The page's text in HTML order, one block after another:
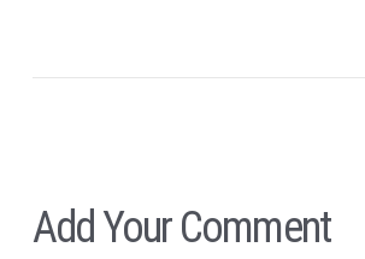
Add Your Comment